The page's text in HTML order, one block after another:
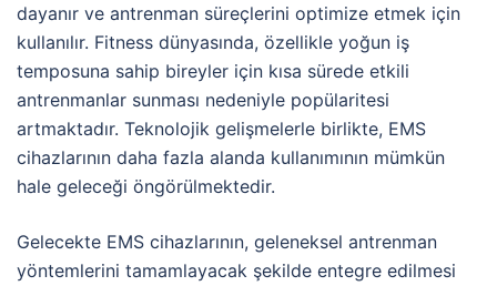
dayanır ve antrenman süreçlerini optimize etmek için
kullanılır. Fitness dünyasında, özellikle yoğun iş
temposuna sahip bireyler için kısa sürede etkili
antrenmanlar sunması nedeniyle popülaritesi
artmaktadır. Teknolojik gelişmelerle birlikte, EMS
cihazlarının daha fazla alanda kullanımının mümkün
hale geleceği öngörülmektedir.
Gelecekte EMS cihazlarının, geleneksel antrenman
yöntemlerini tamamlayacak şekilde entegre edilmesi